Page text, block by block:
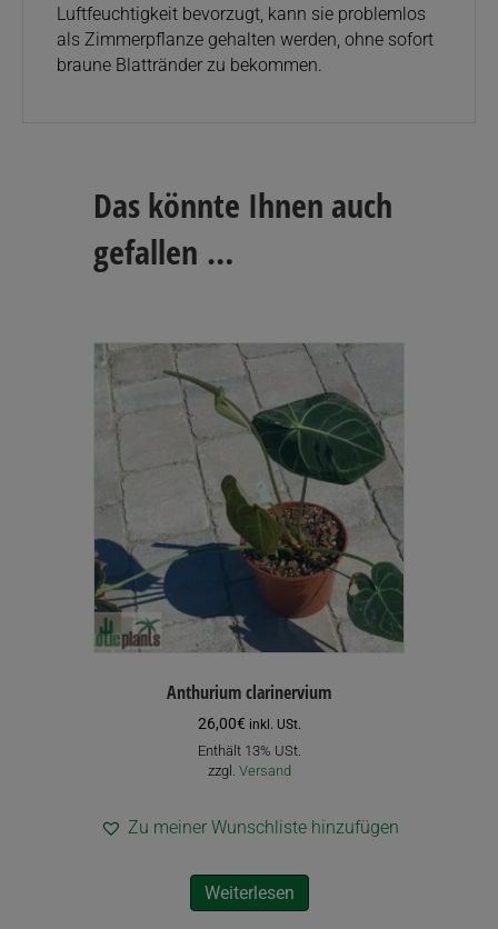
Luftfeuchtigkeit bevorzugt, kann sie problemlos
als Zimmerpflanze gehalten werden, ohne sofort
braune Blattränder zu bekommen.
Das könnte Ihnen auch
gefallen …
Anthurium clarinervium
26,00€ inkl. USt.
Enthält 13% USt.
zzgl. Versand
Zu meiner Wunschliste hinzufügen
Weiterlesen